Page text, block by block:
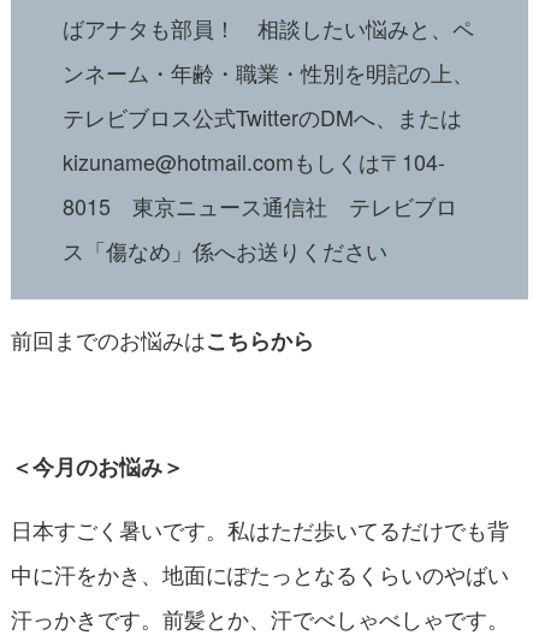
ばアナタも部員！ 相談したい悩みと、ペ
ンネーム・年齢・職業・性別を明記の上、
テレビブロス公式TwitterのDMへ、または
kizuname@hotmail.comもしくは〒104-
8015 東京ニュース通信社 テレビブロ
ス「傷なめ」係へお送りください
前回までのお悩みはこちらから
＜今月のお悩み＞
日本すごく暑いです。私はただ歩いてるだけでも背
中に汗をかき、地面にぽたっとなるくらいのやばい
汗っかきです。前髪とか、汗でべしゃべしゃです。